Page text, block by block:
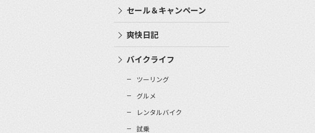
セール＆キャンペーン
爽快日記
バイクライフ
ツーリング
グルメ
レンタルバイク
試乗